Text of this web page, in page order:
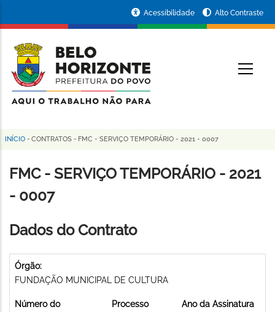
conteúdo
principal
da
Prefeitura
de
Horizonte
Acessibilidade Alto Contraste
Trilha
de
navegação
INÍCIO - CONTRATOS - FMC - SERVIÇO TEMPORÁRIO - 2021 - 0007
FMC - SERVIÇO TEMPORÁRIO - 2021
- 0007
Dados do Contrato
Órgão:
FUNDAÇÃO MUNICIPAL DE CULTURA
Número do
Processo
Ano da Assinatura